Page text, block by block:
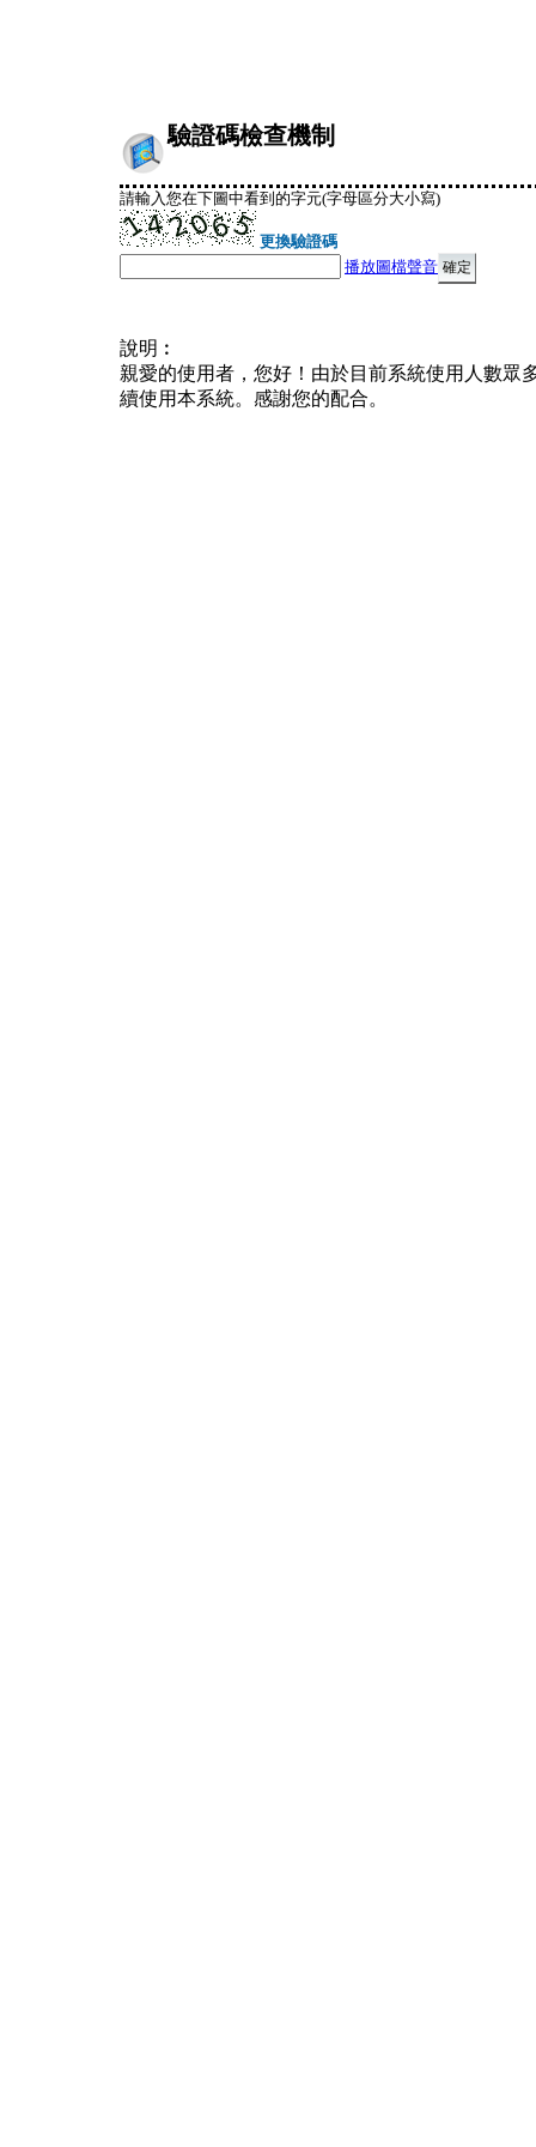
驗證碼檢查機制
請輸入您在下圖中看到的字元(字母區分大小寫)
更換驗證碼
播放圖檔聲音
說明︰
親愛的使用者，您好！由於目前系統使用人數眾
續使用本系統。感謝您的配合。